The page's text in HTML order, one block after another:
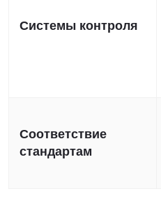
Системы контроля
Соответствие
стандартам